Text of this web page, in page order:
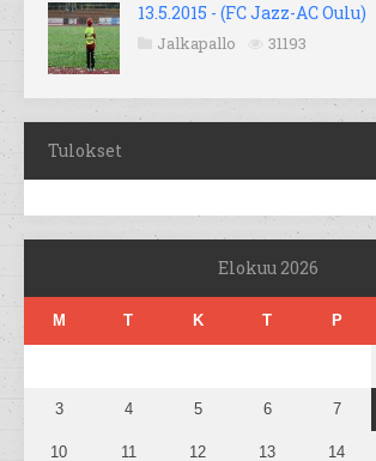
13.5.2015 - (FC Jazz-AC Oulu)
Jalkapallo 31193
Tulokset
Elokuu 2026
M T K T P
3 4 5 6 7
10 11 12 13 14